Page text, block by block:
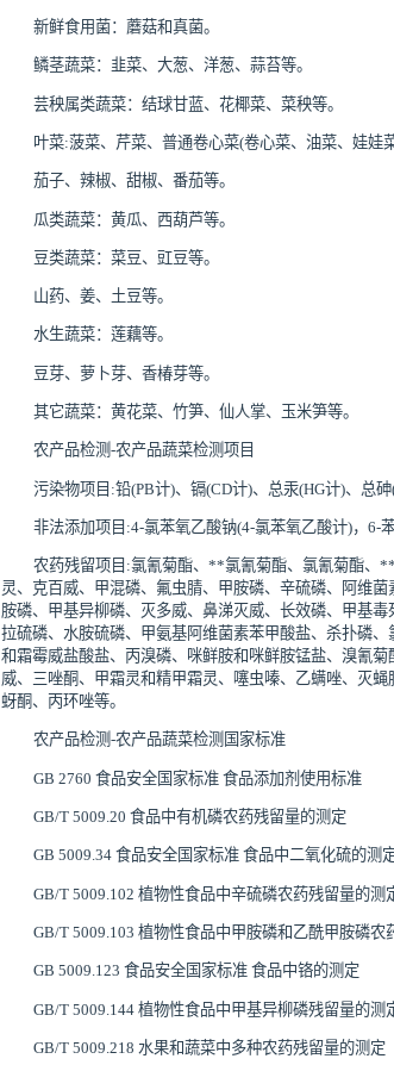
新鲜食用菌：蘑菇和真菌。
鳞茎蔬菜：韭菜、大葱、洋葱、蒜苔等。
芸秧属类蔬菜：结球甘蓝、花椰菜、菜秧等。
叶菜:菠菜、芹菜、普通卷心菜(卷心菜、油菜、娃娃
茄子、辣椒、甜椒、番茄等。
瓜类蔬菜：黄瓜、西葫芦等。
豆类蔬菜：菜豆、豇豆等。
山药、姜、土豆等。
水生蔬菜：莲藕等。
豆芽、萝卜芽、香椿芽等。
其它蔬菜：黄花菜、竹笋、仙人掌、玉米笋等。
农产品检测-农产品蔬菜检测项目
污染物项目:铅(PB计)、镉(CD计)、总汞(HG计)、总砷
非法添加项目:4-氯苯氧乙酸钠(4-氯苯氧乙酸计)，6-
农药残留项目:氯氰菊酯、**氯氰菊酯、氯氰菊酯、
灵、克百威、甲混磷、氟虫腈、甲胺磷、辛硫磷、阿维
胺磷、甲基异柳磷、灭多威、鼻涕灭威、长效磷、甲基
拉硫磷、水胺硫磷、甲氨基阿维菌素苯甲酸盐、杀扑磷
和霜霉威盐酸盐、丙溴磷、咪鲜胺和咪鲜胺锰盐、溴氰
威、三唑酮、甲霜灵和精甲霜灵、噻虫嗪、乙螨唑、灭
蚜酮、丙环唑等。
农产品检测-农产品蔬菜检测国家标准
GB 2760 食品安全国家标准 食品添加剂使用标准
GB/T 5009.20 食品中有机磷农药残留量的测定
GB 5009.34 食品安全国家标准 食品中二氧化硫的测
GB/T 5009.102 植物性食品中辛硫磷农药残留量的测
GB/T 5009.103 植物性食品中甲胺磷和乙酰甲胺磷农
GB 5009.123 食品安全国家标准 食品中铬的测定
GB/T 5009.144 植物性食品中甲基异柳磷残留量的测
GB/T 5009.218 水果和蔬菜中多种农药残留量的测定